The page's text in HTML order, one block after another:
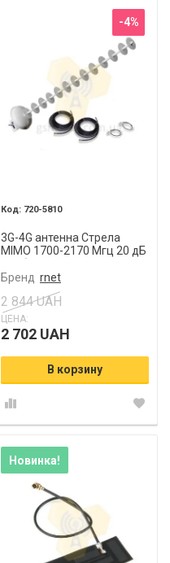
-4%
720-5810
3G-4G антенна Стрела
MIMO 1700-2170 Мгц 20 дБ
Бренд rnet
2 844 UAH
ЦЕНА:
2 702 UAH
В корзину
Новинка!